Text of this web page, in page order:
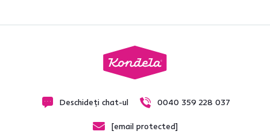
Deschideți chat-ul 0040 359 228 037
[email protected]